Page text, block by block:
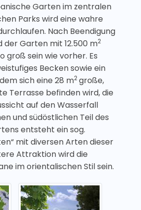
Garten im zentralen
Parks wird eine wahre
Nach Beendigung
Garten mit 12.500 m2
groß sein wie vorher. Es
Becken sowie ein
sich eine 28 m2große,
Terrasse befinden wird, die
auf den Wasserfall
und südöstlichen Teil des
entsteht ein sog.
mit diversen Arten dieser
Attraktion wird die
im orientalischen Stil sein.